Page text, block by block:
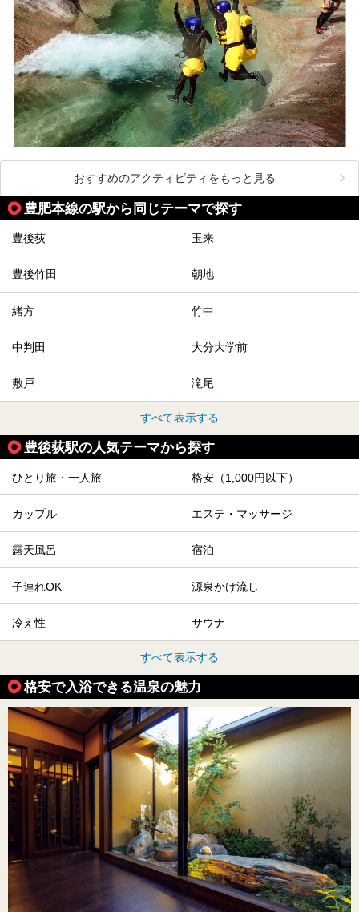
おすすめのアクティビティをもっと見る
豊肥本線の駅から同じテーマで探す
豊後荻 玉来
豊後竹田 朝地
緒方 竹中
中判田 大分大学前
敷戸 滝尾
すべて表示する
豊後荻駅の人気テーマから探す
ひとり旅・一人旅 格安（1,000円以下）
カップル エステ・マッサージ
露天風呂 宿泊
子連れOK 源泉かけ流し
冷え性 サウナ
すべて表示する
格安で入浴できる温泉の魅力